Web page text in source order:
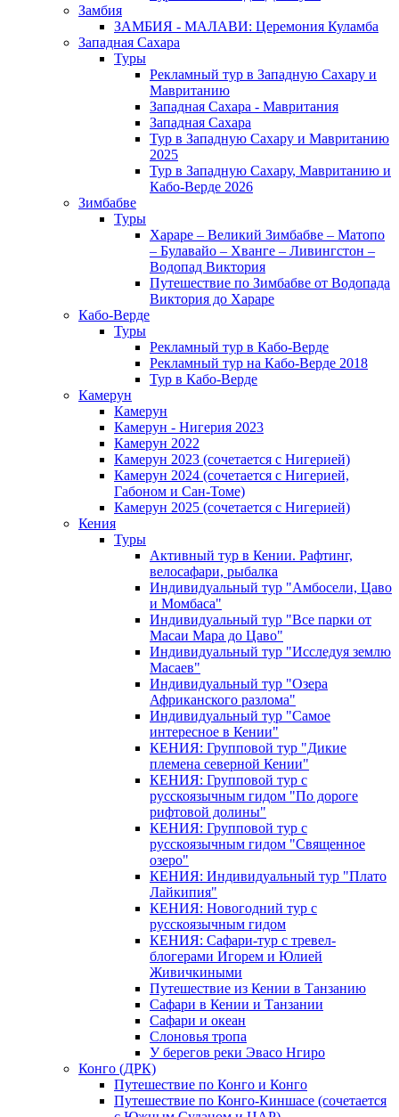
Замбия
ЗАМБИЯ - МАЛАВИ: Церемония Куламба
Западная Сахара
Туры
Рекламный тур в Западную Сахару и
Мавританию
Западная Сахара - Мавритания
Западная Сахара
Тур в Западную Сахару и Мавританию
2025
Тур в Западную Сахару, Мавританию и
Кабо-Верде 2026
Зимбабве
Туры
Хараре – Великий Зимбабве – Матопо
– Булавайо – Хванге – Ливингстон –
Водопад Виктория
Путешествие по Зимбабве от Водопада
Виктория до Хараре
Кабо-Верде
Туры
Рекламный тур в Кабо-Верде
Рекламный тур на Кабо-Верде 2018
Тур в Кабо-Верде
Камерун
Камерун
Камерун - Нигерия 2023
Камерун 2022
Камерун 2023 (сочетается с Нигерией)
Камерун 2024 (сочетается с Нигерией,
Габоном и Сан-Томе)
Камерун 2025 (сочетается с Нигерией)
Кения
Туры
Активный тур в Кении. Рафтинг,
велосафари, рыбалка
Индивидуальный тур "Амбосели, Цаво
и Момбаса"
Индивидуальный тур "Все парки от
Масаи Мара до Цаво"
Индивидуальный тур "Исследуя землю
Масаев"
Индивидуальный тур "Озера
Африканского разлома"
Индивидуальный тур "Самое
интересное в Кении"
КЕНИЯ: Групповой тур "Дикие
племена северной Кении"
КЕНИЯ: Групповой тур с
русскоязычным гидом "По дороге
рифтовой долины"
КЕНИЯ: Групповой тур с
русскоязычным гидом "Священное
озеро"
КЕНИЯ: Индивидуальный тур "Плато
Лайкипия"
КЕНИЯ: Новогодний тур с
русскоязычным гидом
КЕНИЯ: Сафари-тур с тревел-
блогерами Игорем и Юлией
Живичкиными
Путешествие из Кении в Танзанию
Сафари в Кении и Танзании
Сафари и океан
Слоновья тропа
У берегов реки Эвасо Нгиро
Конго (ДРК)
Путешествие по Конго и Конго
Путешествие по Конго-Киншасе (сочетается